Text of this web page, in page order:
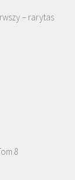
– rarytas
8